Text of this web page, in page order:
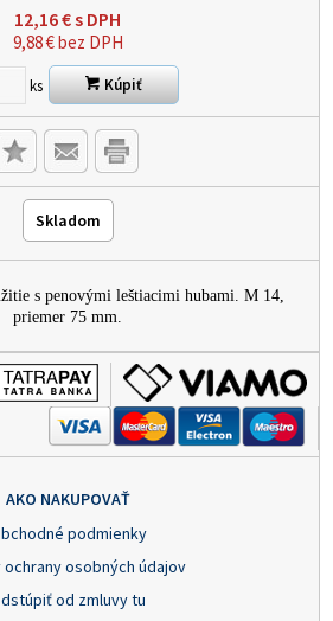
12,16€s DPH
9,88€bez DPH
ks Kúpiť
Skladom
s penovými leštiacimi hubami. M 14,
priemer 75 mm.
AKO NAKUPOVAŤ
podmienky
ochrany osobných údajov
od zmluvy tu